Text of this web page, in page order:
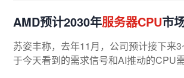
AMD预计2030年服务器CPU市
苏姿丰称，去年11月，公司预计接下来
于今天看到的需求信号和AI推动的CPU